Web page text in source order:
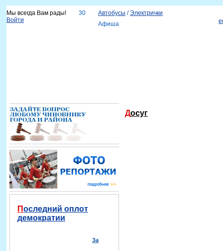
Мы всегда Вам рады!
Войти
30 Автобусы /Электрички
Афиша
Последний оплот
демократии
За
Досуг